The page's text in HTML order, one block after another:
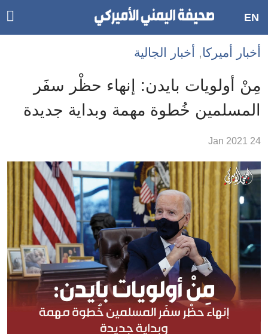
Accessibility
links
الرئيسي
الأقسام
Skip
Search
EN
أخبار أميركا, أخبار الجالية
مِنْ أولويات بايدن: إنهاء حظْر سفَر
المسلمين خُطوة مهمة وبداية جديدة
24 Jan 2021